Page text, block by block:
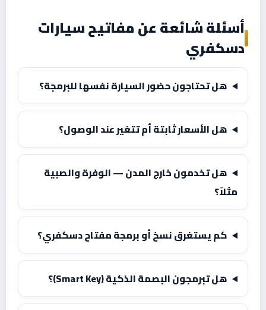
أسئلة شائعة عن مفاتيح سيارات
دسكفري
هل تحتاجون حضور السيارة نفسها للبرمجة؟
هل الأسعار ثابتة أم تتغير عند الوصول؟
هل تخدمون خارج المدن — الوفرة والصبية
مثلاً؟
كم يستغرق نسخ أو برمجة مفتاح دسكفري؟
هل تبرمجون البصمة الذكية (Smart Key)؟